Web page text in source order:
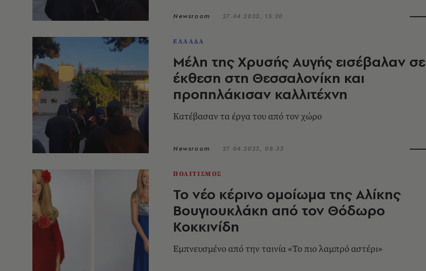
Newsroom 27.04.2023, 15:20
ΕΛΛΑΔΑ
Μέλη της Χρυσής Αυγής εισέβαλαν σε
έκθεση στη Θεσσαλονίκη και
προπηλάκισαν καλλιτέχνη
Κατέβασαν τα έργα του από τον χώρο
Newsroom 27.04.2023, 08:33
ΠΟΛΙΤΙΣΜΟΣ
Το νέο κέρινο ομοίωμα της Αλίκης
Βουγιουκλάκη από τον Θόδωρο
Κοκκινίδη
Εμπνευσμένο από την ταινία «Το πιο λαμπρό αστέρι»